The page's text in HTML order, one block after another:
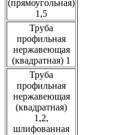
(прямоугольная)
1,5
Труба
профильная
нержавеющая
(квадратная) 1
Труба
профильная
нержавеющая
(квадратная)
1,2,
шлифованная